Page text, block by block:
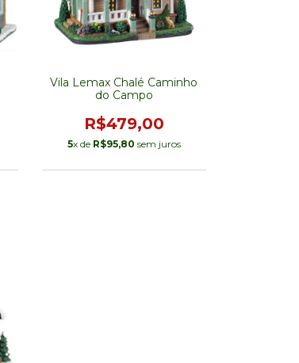
Vila Lemax Chalé Caminho
do Campo
R$479,00
5x de R$95,80 sem juros